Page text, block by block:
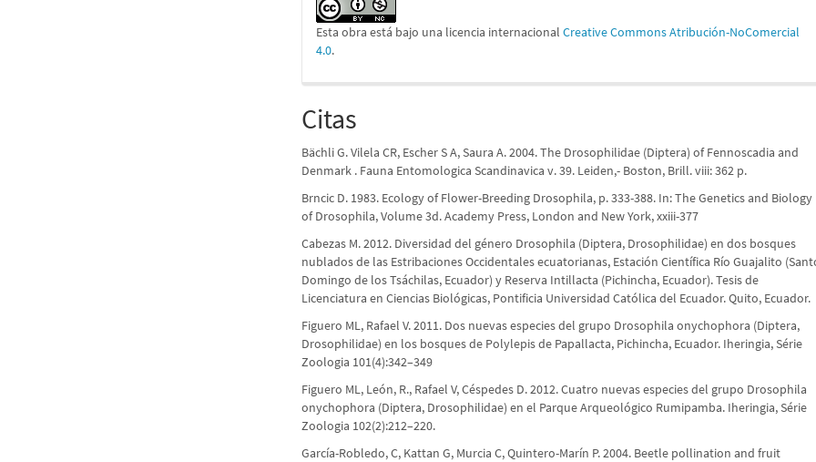
Esta obra está bajo una licencia internacionalCreative Commons Atribución-NoComercial
4.0.
Citas
Bächli G. Vilela CR, Escher S A, Saura A. 2004. The Drosophilidae (Diptera) of Fennoscadia and
Denmark . Fauna Entomologica Scandinavica v. 39. Leiden,- Boston, Brill. viii: 362 p.
Brncic D. 1983. Ecology of Flower-Breeding Drosophila, p. 333-388. In: The Genetics and Biology
of Drosophila, Volume 3d. Academy Press, London and New York, xxiii-377
Cabezas M. 2012. Diversidad del género Drosophila (Diptera, Drosophilidae) en dos bosques
nublados de las Estribaciones Occidentales ecuatorianas, Estación Científica Río Guajalito
Domingo de los Tsáchilas, Ecuador) y Reserva Intillacta (Pichincha, Ecuador). Tesis de
Licenciatura en Ciencias Biológicas, Pontificia Universidad Católica del Ecuador. Quito, Ecuador.
Figuero ML, Rafael V. 2011. Dos nuevas especies del grupo Drosophila onychophora (Diptera,
Drosophilidae) en los bosques de Polylepis de Papallacta, Pichincha, Ecuador. Iheringia, Série
Zoologia 101(4):342–349
Figuero ML, León, R., Rafael V, Céspedes D. 2012. Cuatro nuevas especies del grupo Drosophila
onychophora (Diptera, Drosophilidae) en el Parque Arqueológico Rumipamba. Iheringia, Série
Zoologia 102(2):212–220.
García-Robledo, C, Kattan G, Murcia C, Quintero-Marín P. 2004. Beetle pollination and fruit